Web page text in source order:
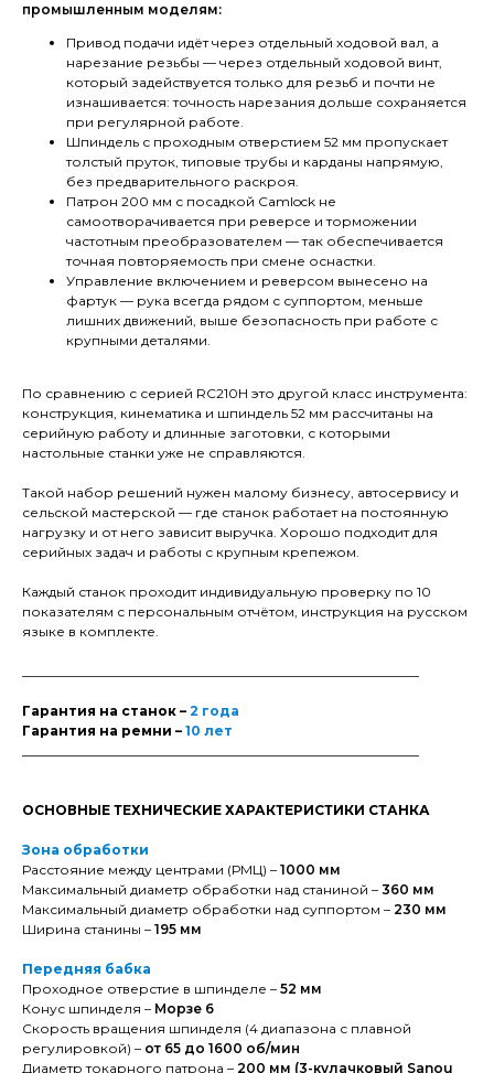
промышленным моделям:
Привод подачи идёт через отдельный ходовой вал, а
нарезание резьбы — через отдельный ходовой винт,
который задействуется только для резьб и почти не
изнашивается: точность нарезания дольше сохраняется
при регулярной работе.
Шпиндель с проходным отверстием 52 мм пропускает
толстый пруток, типовые трубы и карданы напрямую,
без предварительного раскроя.
Патрон 200 мм с посадкой Camlock не
самоотворачивается при реверсе и торможении
частотным преобразователем — так обеспечивается
точная повторяемость при смене оснастки.
Управление включением и реверсом вынесено на
фартук — рука всегда рядом с суппортом, меньше
лишних движений, выше безопасность при работе с
крупными деталями.
По сравнению с серией RC210H это другой класс инструмента:
конструкция, кинематика и шпиндель 52 мм рассчитаны на
серийную работу и длинные заготовки, с которыми
настольные станки уже не справляются.
Такой набор решений нужен малому бизнесу, автосервису и
сельской мастерской — где станок работает на постоянную
нагрузку и от него зависит выручка. Хорошо подходит для
серийных задач и работы с крупным крепежом.
Каждый станок проходит индивидуальную проверку по 10
показателям с персональным отчётом, инструкция на русском
языке в комплекте.
Гарантия на станок – 2 года
Гарантия на ремни – 10 лет
ОСНОВНЫЕ ТЕХНИЧЕСКИЕ ХАРАКТЕРИСТИКИ СТАНКА
Зона обработки
Расстояние между центрами (РМЦ) – 1000 мм
Максимальный диаметр обработки над станиной – 360 мм
Максимальный диаметр обработки над суппортом – 230 мм
Ширина станины – 195 мм
Передняя бабка
Проходное отверстие в шпинделе – 52 мм
Конус шпинделя – Морзе 6
Скорость вращения шпинделя (4 диапазона с плавной
регулировкой) – от 65 до 1600 об/мин
Диаметр токарного патрона – 200 мм (3-кулачковый Sanou